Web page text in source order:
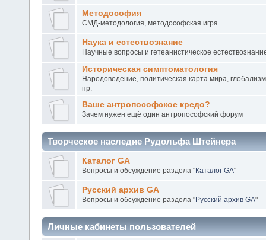
Методософия
СМД-методология, методософская игра
Наука и естествознание
Научные вопросы и гетеанистическое
Историческая симптоматология
Народоведение, политическая карта мира,
пр.
Ваше антропософское кредо?
Зачем нужен ещё один антропософский форум
Творческое наследие Рудольфа Штейнера
Каталог GA
Вопросы и обсуждение раздела "Каталог GA"
Русский архив GA
Вопросы и обсуждение раздела "Русский архив GA"
Личные кабинеты пользователей